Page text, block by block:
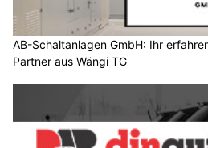
AB-Schaltanlagen GmbH: Ihr
Partner aus Wängi TG